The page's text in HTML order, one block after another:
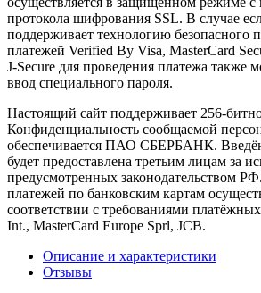
протокола шифрования SSL. В случае
поддерживает технологию безопасного
платежей Verified By Visa, MasterCard
J-Secure для проведения платежа также
ввод специального пароля.
Настоящий сайт поддерживает 256-
Конфиденциальность сообщаемой
обеспечивается ПАО СБЕРБАНК.
будет предоставлена третьим лицам за
предусмотренных законодательством
платежей по банковским картам
соответствии с требованиями
Int., MasterCard Europe Sprl, JCB.
Описание и характеристики
Отзывы